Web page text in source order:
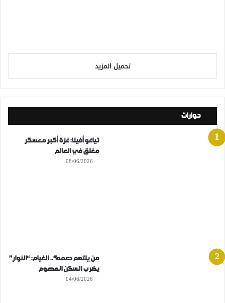
تحميل المزيد
حوارات
تياغو أفيلا: غزة أكبر معسكر
مغلق في العالم
08/06/2026
من يلتهم دعمه؟.. الغيام: “النوار”
يضرب السكن المدعوم
04/06/2026